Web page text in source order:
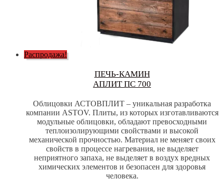
Распродажа!
ПЕЧЬ-КАМИН
АПЛИТ ПС 700
Облицовки АСТОВПЛИТ – уникальная разработка
компании ASTOV. Плиты, из которых изготавливаются
модульные облицовки, обладают превосходными
теплоизолирующими свойствами и высокой
механической прочностью. Материал не меняет своих
свойств в процессе нагревания, не выделяет
неприятного запаха, не выделяет в воздух вредных
химических элементов и безопасен для здоровья
человека.